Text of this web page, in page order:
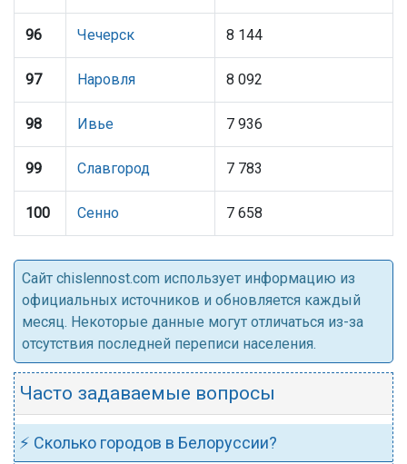
96 Чечерск 8 144
97 Наровля 8 092
98 Ивье 7 936
99 Славгород 7 783
100 Сенно 7 658
Cайт chislennost.com использует информацию из
официальных источников и обновляется каждый
месяц. Некоторые данные могут отличаться из-за
отсутствия последней переписи населения.
Часто задаваемые вопросы
⚡ Сколько городов в Белоруссии?